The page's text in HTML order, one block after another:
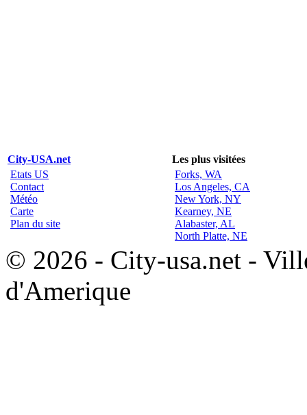
City-USA.net
Les plus visitées
Etats US
Contact
Météo
Carte
Plan du site
Forks, WA
Los Angeles, CA
New York, NY
Kearney, NE
Alabaster, AL
North Platte, NE
© 2026 - City-usa.net -
d'Amerique